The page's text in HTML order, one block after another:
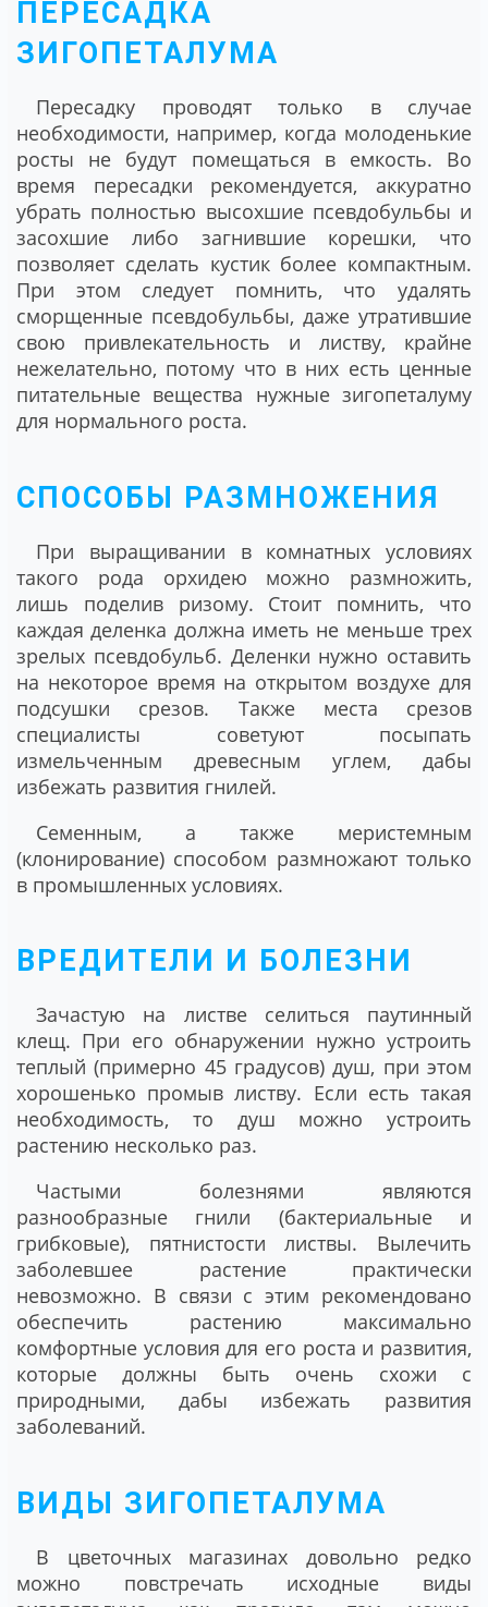
ПЕРЕСАДКА
ЗИГОПЕТАЛУМА
Пересадку проводят только в случае
необходимости, например, когда молоденькие
росты не будут помещаться в емкость. Во
время пересадки рекомендуется, аккуратно
убрать полностью высохшие псевдобульбы и
засохшие либо загнившие корешки, что
позволяет сделать кустик более компактным.
При этом следует помнить, что удалять
сморщенные псевдобульбы, даже утратившие
свою привлекательность и листву, крайне
нежелательно, потому что в них есть ценные
питательные вещества нужные зигопеталуму
для нормального роста.
СПОСОБЫ РАЗМНОЖЕНИЯ
При выращивании в комнатных условиях
такого рода орхидею можно размножить,
лишь поделив ризому. Стоит помнить, что
каждая деленка должна иметь не меньше трех
зрелых псевдобульб. Деленки нужно оставить
на некоторое время на открытом воздухе для
подсушки срезов. Также места срезов
специалисты советуют посыпать
измельченным древесным углем, дабы
избежать развития гнилей.
Семенным, а также меристемным
(клонирование) способом размножают только
в промышленных условиях.
ВРЕДИТЕЛИ И БОЛЕЗНИ
Зачастую на листве селиться паутинный
клещ. При его обнаружении нужно устроить
теплый (примерно 45 градусов) душ, при этом
хорошенько промыв листву. Если есть такая
необходимость, то душ можно устроить
растению несколько раз.
Частыми болезнями являются
разнообразные гнили (бактериальные и
грибковые), пятнистости листвы. Вылечить
заболевшее растение практически
невозможно. В связи с этим рекомендовано
обеспечить растению максимально
комфортные условия для его роста и развития,
которые должны быть очень схожи с
природными, дабы избежать развития
заболеваний.
ВИДЫ ЗИГОПЕТАЛУМА
В цветочных магазинах довольно редко
можно повстречать исходные виды